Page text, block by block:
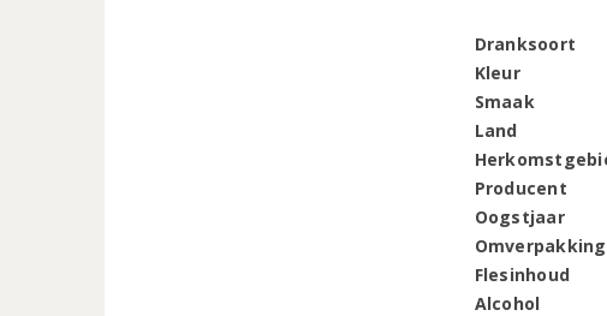
Dranksoort
Kleur
Smaak
Land
Producent
Oogstjaar
Omverpakking
Flesinhoud
Alcohol